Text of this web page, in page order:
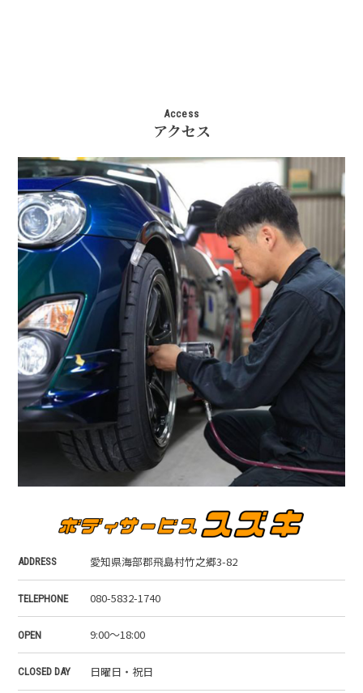
Access
アクセス
ADDRESS 愛知県海部郡飛島村竹之郷3-82
TELEPHONE 080-5832-1740
OPEN 9:00～18:00
CLOSED DAY 日曜日・祝日